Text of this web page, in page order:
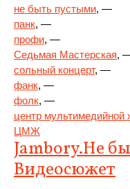
не быть пустыми, —
панк, —
профи, —
Седьмая Мастерская,
сольный концерт, —
фанк, —
фолк, —
центр мультимедийной
ЦМЖ
Jambory.Не
Видеосюжет